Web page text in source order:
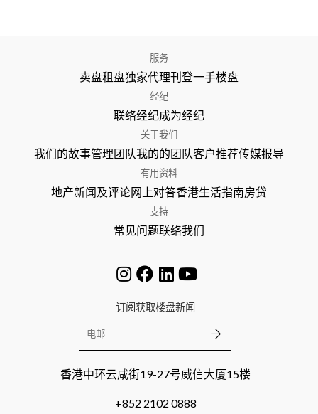
服务
卖盘租盘独家代理刊登一手楼盘
经纪
联络经纪成为经纪
关于我们
我们的故事管理团队我的的团队客户推荐传媒报导
有用资料
地产新闻及评论网上对答香港生活指南房贷
支持
常见问题联络我们
订阅获取楼盘新闻
香港中环云咸街19-27号威信大厦15楼
+852 2102 0888